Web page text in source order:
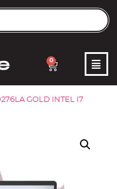
0
GOLD INTEL I7